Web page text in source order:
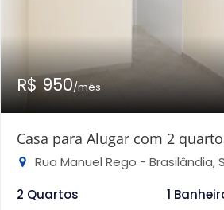
R$ 950/mês
Casa para Alugar com 2
Rua Manuel Rego - Brasilândia,
2 Quartos
1